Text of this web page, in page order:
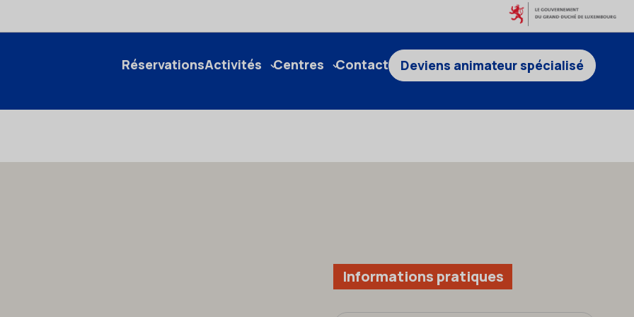
RéservationsActivités Centres Contact Deviens animateur spécialisé
Informations pratiques